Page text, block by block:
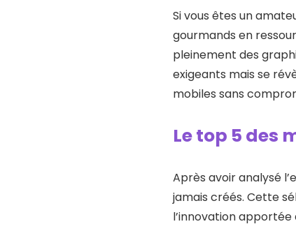
Si vous êtes un
gourmands en
pleinement des
exigeants mais se
mobiles sans
Le top 5 des
Après avoir analysé
jamais créés. Cette
l’innovation